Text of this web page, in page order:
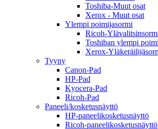
Toshiba-Muut osat
Xerox - Muut osat
Ylempi poimijasormi
Ricoh-
Toshiban ylempi
Xerox-
Tyyny
Canon-Pad
HP-Pad
Kyocera-Pad
Ricoh-Pad
Paneeli/kosketusnäyttö
HP-paneelikosketusnäyttö
Ricoh-paneelikosketusnäyttö